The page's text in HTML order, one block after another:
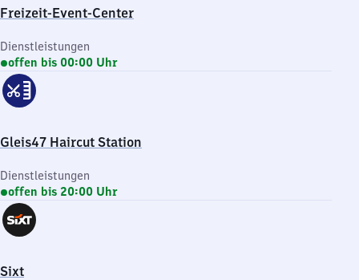
Freizeit-Event-Center
Dienstleistungen
offen bis 00:00 Uhr
Gleis47 Haircut Station
Dienstleistungen
offen bis 20:00 Uhr
Sixt